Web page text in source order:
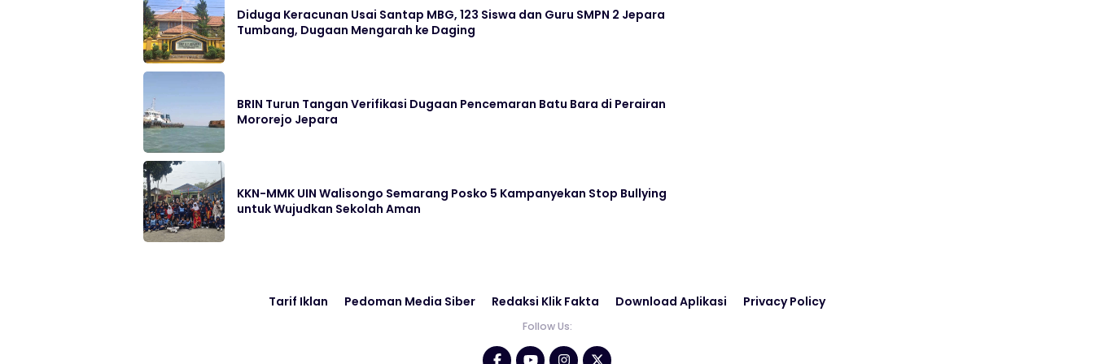
Diduga Keracunan Usai Santap MBG, 123 Siswa dan Guru SMPN 2 Jepara
Tumbang, Dugaan Mengarah ke Daging
BRIN Turun Tangan Verifikasi Dugaan Pencemaran Batu Bara di Perairan
Mororejo Jepara
KKN-MMK UIN Walisongo Semarang Posko 5 Kampanyekan Stop Bullying
untuk Wujudkan Sekolah Aman
Tarif Iklan Pedoman Media Siber Redaksi Klik Fakta Download Aplikasi Privacy Policy
Follow Us: